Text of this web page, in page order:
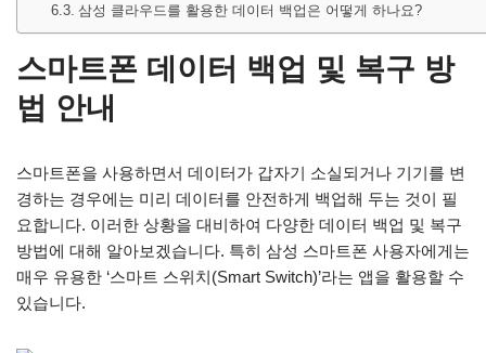
삼성 클라우드를 활용한 데이터 백업은 어떻게 하나요?
스마트폰 데이터 백업 및 복구 방
법 안내
스마트폰을 사용하면서 데이터가 갑자기 소실되거나 기기를 변
경하는 경우에는 미리 데이터를 안전하게 백업해 두는 것이 필
요합니다. 이러한 상황을 대비하여 다양한 데이터 백업 및 복구
방법에 대해 알아보겠습니다. 특히 삼성 스마트폰 사용자에게는
매우 유용한 ‘스마트 스위치(Smart Switch)’라는 앱을 활용할 수
있습니다.